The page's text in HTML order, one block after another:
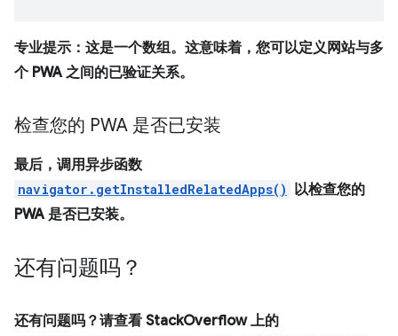
专业提示：这是一个数组。这意味着，您可以定义网站与多
个 PWA 之间的已验证关系。
检查您的 PWA 是否已安装
最后，调用异步函数
navigator.getInstalledRelatedApps() 以检查您的
PWA 是否已安装。
还有问题吗？
还有问题吗？请查看 StackOverflow 上的